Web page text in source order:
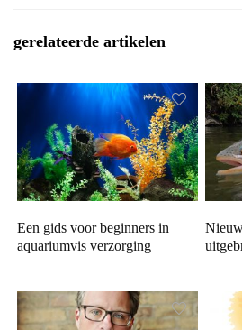
gerelateerde artikelen
Een gids voor beginners in
aquariumvis verzorging